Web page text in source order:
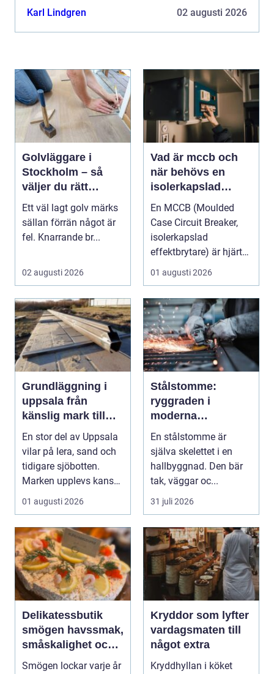
bibeh...
Karl Lindgren 02 augusti 2026
Golvläggare i
Stockholm – så
väljer du rätt
hantverkare för
hållbara golv
Ett väl lagt golv märks
sällan förrän något är
fel. Knarrande br...
02 augusti 2026
Vad är mccb och
när behövs en
isolerkapslad
effektbrytare?
En MCCB (Moulded
Case Circuit Breaker,
isolerkapslad
effektbrytare) är hjärtat
i många moderna
01 augusti 2026
Grundläggning i
uppsala från
känslig mark till
stabila
konstruktioner
En stor del av Uppsala
vilar på lera, sand och
tidigare sjöbotten.
Marken upplevs kanske
som stabil ...
01 augusti 2026
Stålstomme:
ryggraden i
moderna
hallbyggnader
En stålstomme är
själva skelettet i en
hallbyggnad. Den bär
tak, väggar oc...
31 juli 2026
Delikatessbutik
smögen havssmak,
småskalighet och
personligt urval
Smögen lockar varje år
Kryddor som lyfter
vardagsmaten till
något extra
Kryddhyllan i köket